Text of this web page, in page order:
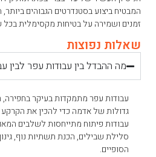
המבטיח ביצוע בסטנדרטים הגבוהים
זמנים ושמירה על בטיחות מקסימלית
שאלות נפוצות
מה ההבדל בין עבודות עפר לבין
עבודות עפר מתמקדות בעיקר בחפירה,
גדולות של אדמה כדי להכין את
עבודות פיתוח מתייחסות לשלבים
סלילת שבילים, הכנת תשתיות נוף,
הסופיים.